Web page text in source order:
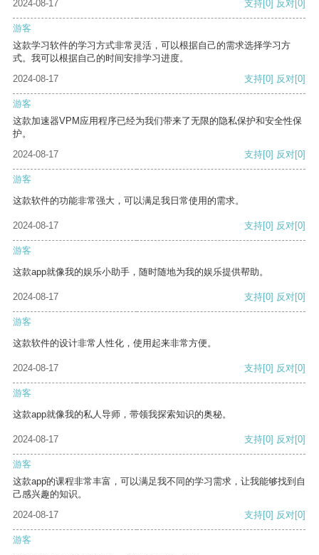
2024-08-17 支持 [0] 反对 [0]
游客
这款学习软件的学习方式非常灵活，可以根据自己的需求选择学习方
式。我可以根据自己的时间安排学习进度。
2024-08-17
支持[0] 反对[0]
游客
这款加速器VPM应用程序已经为我们带来了无限的隐私保护和安全性保
护。
2024-08-17
支持[0] 反对[0]
游客
这款软件的功能非常强大，可以满足我日常使用的需求。
2024-08-17 支持[0] 反对[0]
游客
这款app就像我的娱乐小助手，随时随地为我的娱乐提供帮助。
2024-08-17 支持[0] 反对[0]
游客
这款软件的设计非常人性化，使用起来非常方便。
2024-08-17 支持[0] 反对[0]
游客
这款app就像我的私人导师，带领我探索知识的奥秘。
2024-08-17 支持[0] 反对[0]
游客
这款app的课程非常丰富，可以满足我不同的学习需求，让我能够找到自
己感兴趣的知识。
2024-08-17
支持[0] 反对[0]
游客